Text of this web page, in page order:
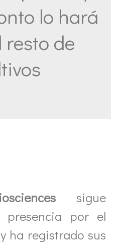
lo hará
resto de
sigue
presencia por el
ha registrado sus